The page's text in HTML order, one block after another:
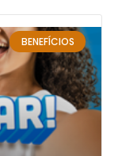
BENEFÍCIOS